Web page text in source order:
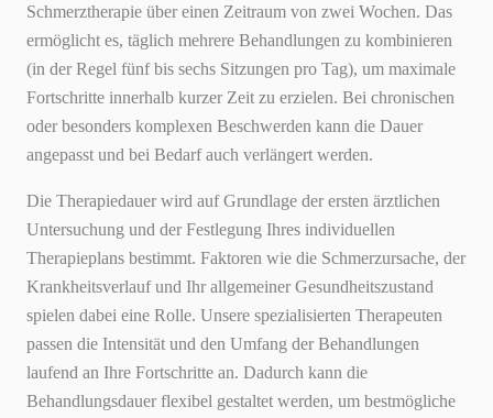
Schmerztherapie über einen Zeitraum von zwei Wochen. Das
ermöglicht es, täglich mehrere Behandlungen zu kombinieren
(in der Regel fünf bis sechs Sitzungen pro Tag), um maximale
Fortschritte innerhalb kurzer Zeit zu erzielen. Bei chronischen
oder besonders komplexen Beschwerden kann die Dauer
angepasst und bei Bedarf auch verlängert werden.
Die Therapiedauer wird auf Grundlage der ersten ärztlichen
Untersuchung und der Festlegung Ihres individuellen
Therapieplans bestimmt. Faktoren wie die Schmerzursache, der
Krankheitsverlauf und Ihr allgemeiner Gesundheitszustand
spielen dabei eine Rolle. Unsere spezialisierten Therapeuten
passen die Intensität und den Umfang der Behandlungen
laufend an Ihre Fortschritte an. Dadurch kann die
Behandlungsdauer flexibel gestaltet werden, um bestmögliche